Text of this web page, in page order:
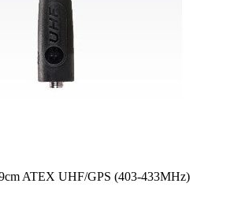
ATEX UHF/GPS (403-433MHz)